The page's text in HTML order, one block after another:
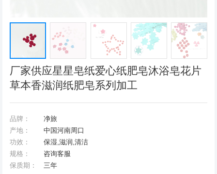
厂家供应星星皂纸爱心纸肥皂沐浴皂花片
草本香滋润纸肥皂系列加工
品牌：
净旅
产地：
中国河南周口
功效：
保湿,滋润,清洁
规格：
咨询客服
保质期：
三年